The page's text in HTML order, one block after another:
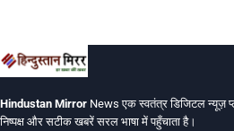
Hindustan Mirror News एक स्वतंत्र डिजिटल न्यूज़
निष्पक्ष और सटीक खबरें सरल भाषा में पहुँचाता है।